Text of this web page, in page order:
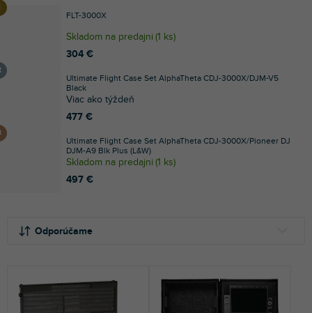
FLT-3000X
Skladom na predajni (1 ks)
304 €
Ultimate Flight Case Set AlphaTheta CDJ-3000X/DJM-V5
Black
Viac ako týždeň
477 €
Ultimate Flight Case Set AlphaTheta CDJ-3000X/Pioneer DJ
DJM-A9 Blk Plus (L&W)
Skladom na predajni (1 ks)
497 €
Odporúčame
NAJDRAHŠIE